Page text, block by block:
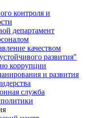
контроля и
департамент
качеством
развития"
коррупции
и развития
служба